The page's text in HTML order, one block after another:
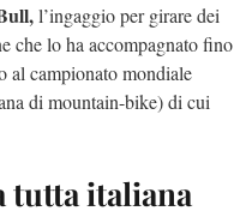
l’ingaggio per girare dei
che lo ha accompagnato fino
al campionato mondiale
di mountain-bike) di cui
tutta italiana